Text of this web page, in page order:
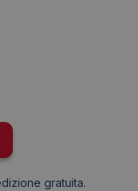
gratuita.